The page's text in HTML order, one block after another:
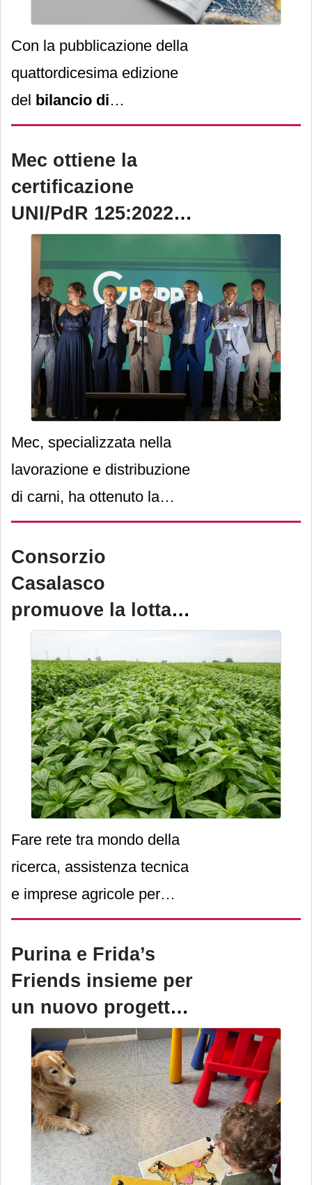
soluzioni per bicchieri in
carta privi di Pe, basati
sulla tecnologia Qwarzo.
Con la pubblicazione della
quattordicesima edizione
del bilancio di
sostenibilità,Generale
Conserve ASdoMAR
racconta un modello
industriale in cui
innovazione, qualità e
responsabilità crescono
insieme.
Mec ottiene la
certificazione
UNI/PdR 125:2022
per la parità di
genere
Mec, specializzata nella
lavorazione e distribuzione
di carni, ha ottenuto la
certificazione UNI/PdR
125:2022 per la parità di
genere, confermando il
proprio impegno nel
promuovere un modello di
crescita sostenibile che
pone le persone al centro
dello sviluppo aziendale.
Consorzio
Casalasco
promuove la lotta
alla peronospora
nella filiera del
basilico
Fare rete tra mondo della
ricerca, assistenza tecnica
e imprese agricole per
affrontare insieme le sfide
di una coltura in forte
crescita. È questo il
messaggio emerso dalla
tavola rotonda dedicata alla
filiera del basilico,
organizzata dalConsorzio
Casalasco del Pomodoro.
Purina e Frida’s
Friends insieme per
un nuovo progetto
di pet therapy